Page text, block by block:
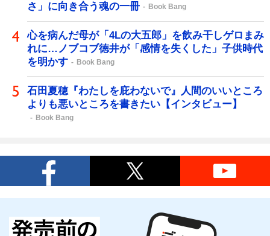
さ」に向き合う魂の一冊
Book Bang
心を病んだ母が「4Lの大五郎」を飲み干しゲロまみ
れに…ノブコブ徳井が「感情を失くした」子供時代
を明かす
Book Bang
石田夏穂『わたしを庇わないで』人間のいいところ
よりも悪いところを書きたい【インタビュー】
Book Bang